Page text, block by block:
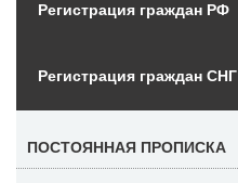
Регистрация граждан РФ
Регистрация граждан СНГ
ПОСТОЯННАЯ ПРОПИСКА